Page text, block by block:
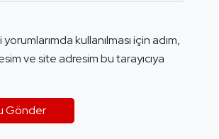
kullanılması için adım,
ve site adresim bu tarayıcıya